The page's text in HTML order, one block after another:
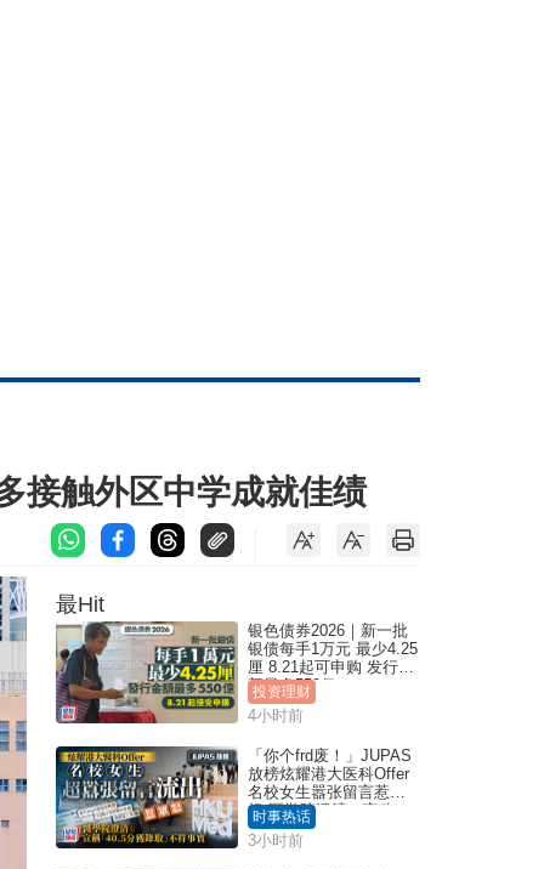
接触外区中学成就佳绩
最Hit
银色债券2026｜新一批
银债每手1万元 最少4.25
厘 8.21起可申购 发行金
额最多550亿
投资理财
4小时前
「你个frd废！」JUPAS
放榜炫耀港大医科Offer
名校女生嚣张留言惹众
怒 医学院澄清：宣称
「40.5分获录取」不符事
实｜Juicy叮
时事热话
3小时前